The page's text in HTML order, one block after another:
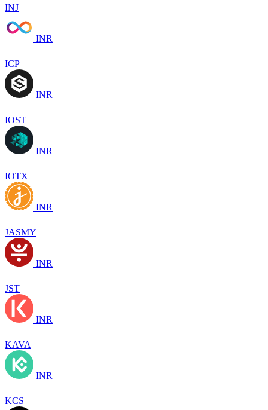
INJ
INR
ICP
INR
IOST
INR
IOTX
INR
JASMY
INR
JST
INR
KAVA
INR
KCS